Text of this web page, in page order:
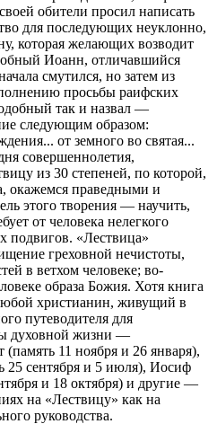
обители просил написать
для последующих неуклонно,
которая желающих возводит
Иоанн, отличавшийся
смутился, но затем из
просьбы раифских
так и назвал —
следующим образом:
от земного во святая...
совершеннолетия,
из 30 степеней, по которой,
окажемся праведными и
этого творения — научить,
от человека нелегкого
подвигов. «Лествица»
греховной нечистоты,
в ветхом человеке; во-
образа Божия. Хотя книга
христианин, живущий в
путеводителя для
духовной жизни —
11 ноября и 26 января),
25 сентября и 5 июля), Иосиф
и 18 октября) и другие —
на «Лествицу» как на
руководства.